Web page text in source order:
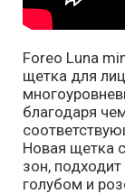
Foreo Luna
щетка для
благодаря
Новая щетка
зон,
голубом и